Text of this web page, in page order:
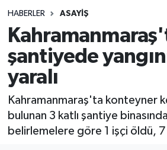
HABERLER ASAYIŞ
şantiyede
yaralı
Kahramanmaraş'ta konteyner
bulunan 3 katlı şantiye
belirlemelere göre 1 işçi öldü, 7
Güncel
Haberde insan
Kültür - Sanat
Haber Arşivi